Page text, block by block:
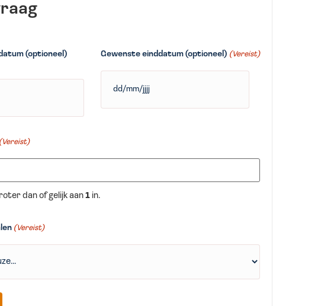
(optioneel) Gewenste einddatum (optioneel) (Vereist)
(Vereist)
dan of gelijk aan 1 in.
(Vereist)